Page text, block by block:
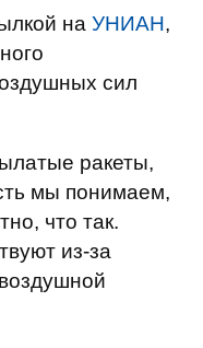
на УНИАН,
сил
ракеты,
мы понимаем,
что так.
из-за